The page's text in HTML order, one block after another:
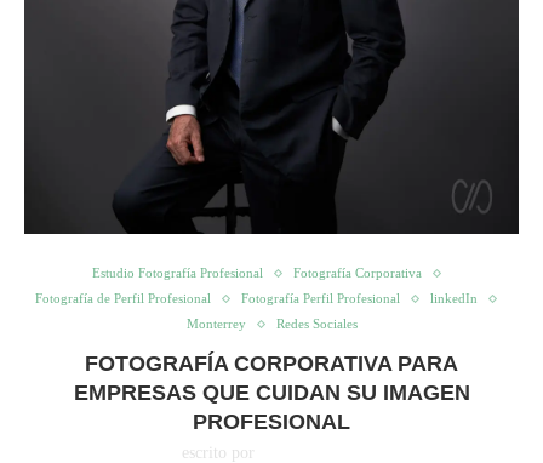
Estudio Fotografía Profesional
Fotografía Corporativa
Fotografía de Perfil Profesional
Fotografía Perfil Profesional
linkedIn
Monterrey
Redes Sociales
FOTOGRAFÍA CORPORATIVA PARA
EMPRESAS QUE CUIDAN SU IMAGEN
PROFESIONAL
escrito por